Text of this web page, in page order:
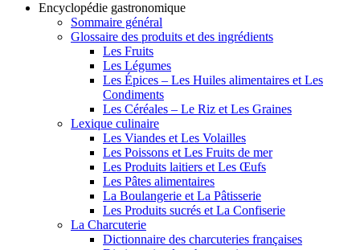
Encyclopédie gastronomique
Sommaire général
Glossaire des produits et des ingrédients
Les Fruits
Les Légumes
Les Épices – Les Huiles alimentaires et Les
Condiments
Les Céréales – Le Riz et Les Graines
Lexique culinaire
Les Viandes et Les Volailles
Les Poissons et Les Fruits de mer
Les Produits laitiers et Les Œufs
Les Pâtes alimentaires
La Boulangerie et La Pâtisserie
Les Produits sucrés et La Confiserie
La Charcuterie
Dictionnaire des charcuteries françaises